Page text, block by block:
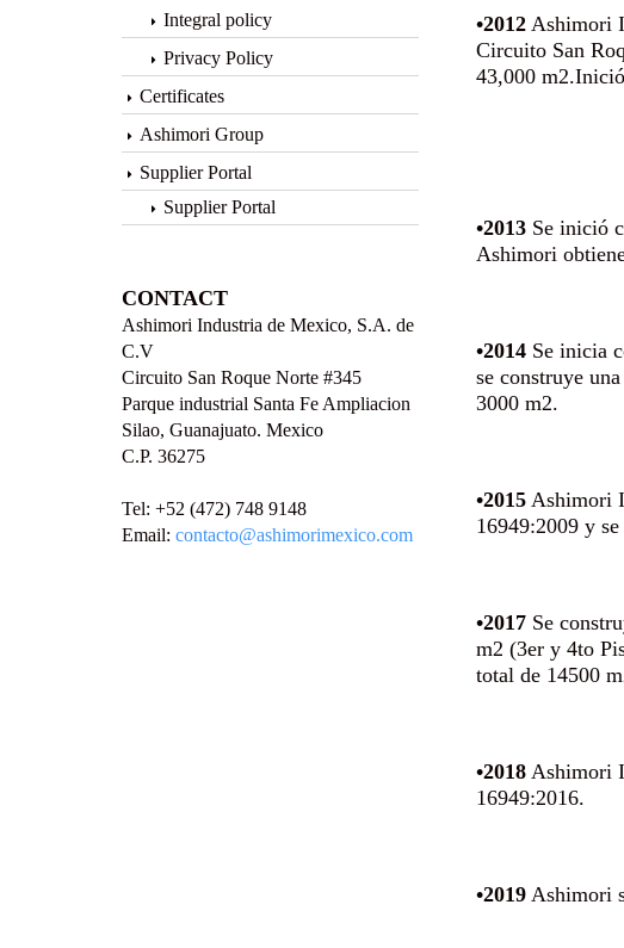
Integral policy
Privacy Policy
Certificates
Ashimori Group
Supplier Portal
Supplier Portal
CONTACT
Ashimori Industria de Mexico, S.A. de
C.V
Circuito San Roque Norte #345
Parque industrial Santa Fe Ampliacion
Silao, Guanajuato. Mexico
C.P. 36275
Tel: +52 (472) 748 9148
Email: contacto@ashimorimexico.com
•2012Ashimori
Circuito San
43,000
•2013Se inició
Ashimori
•2014Se inicia
se construye
3000 m2.
•2015Ashimori
16949:2009 y
•2017Se
m2 (3er y 4to
total de 14500
•2018Ashimori
16949:2016.
•2019Ashimori